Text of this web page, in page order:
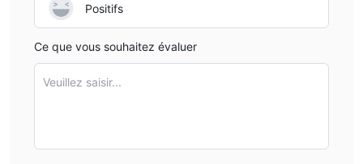
Positifs
Ce que vous souhaitez évaluer
Veuillez saisir...